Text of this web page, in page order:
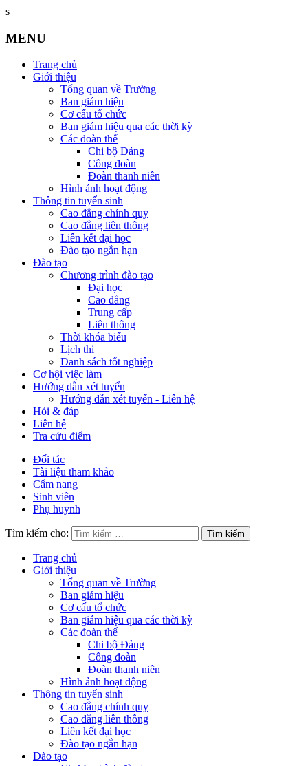
s
MENU
Trang chủ
Giới thiệu
Tổng quan về Trường
Ban giám hiệu
Cơ cấu tổ chức
Ban giám hiệu qua các thời kỳ
Các đoàn thể
Chi bộ Đảng
Công đoàn
Đoàn thanh niên
Hình ảnh hoạt động
Thông tin tuyển sinh
Cao đẳng chính quy
Cao đẳng liên thông
Liên kết đại học
Đào tạo ngắn hạn
Đào tạo
Chương trình đào tạo
Đại học
Cao đẳng
Trung cấp
Liên thông
Thời khóa biểu
Lịch thi
Danh sách tốt nghiệp
Cơ hội việc làm
Hướng dẫn xét tuyển
Hướng dẫn xét tuyển - Liên hệ
Hỏi & đáp
Liên hệ
Tra cứu điểm
Đối tác
Tài liệu tham khảo
Cẩm nang
Sinh viên
Phụ huynh
Tìm kiếm cho:
Trang chủ
Giới thiệu
Tổng quan về Trường
Ban giám hiệu
Cơ cấu tổ chức
Ban giám hiệu qua các thời kỳ
Các đoàn thể
Chi bộ Đảng
Công đoàn
Đoàn thanh niên
Hình ảnh hoạt động
Thông tin tuyển sinh
Cao đẳng chính quy
Cao đẳng liên thông
Liên kết đại học
Đào tạo ngắn hạn
Đào tạo